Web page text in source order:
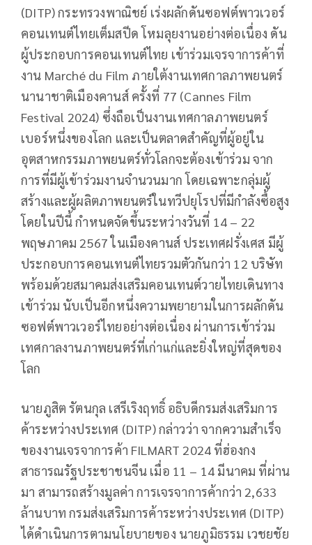
(DITP) กระทรวงพาณิชย์ เร่งผลักดันซอฟต์พาวเวอร์
คอนเทนต์ไทยเต็มสปีด โหมลุยงานอย่างต่อเนื่อง ดัน
ผู้ประกอบการคอนเทนต์ไทย เข้าร่วมเจรจาการค้าที่
งาน Marché du Film ภายใต้งานเทศกาลภาพยนตร์
นานาชาติเมืองคานส์ ครั้งที่ 77 (Cannes Film
Festival 2024) ซึ่งถือเป็นงานเทศกาลภาพยนตร์
เบอร์หนึ่งของโลก และเป็นตลาดสำคัญที่ผู้อยู่ใน
อุตสาหกรรมภาพยนตร์ทั่วโลกจะต้องเข้าร่วม จาก
การที่มีผู้เข้าร่วมงานจำนวนมาก โดยเฉพาะกลุ่มผู้
สร้างและผู้ผลิตภาพยนตร์ในทวีปยุโรปที่มีกำลังซื้อสูง
โดยในปีนี้ กำหนดจัดขึ้นระหว่างวันที่ 14 – 22
พฤษภาคม 2567 ในเมืองคานส์ ประเทศฝรั่งเศส มีผู้
ประกอบการคอนเทนต์ไทยรวมตัวกันกว่า 12 บริษัท
พร้อมด้วยสมาคมส่งเสริมคอนเทนต์วายไทยเดินทาง
เข้าร่วม นับเป็นอีกหนึ่งความพยายามในการผลักดัน
ซอฟต์พาวเวอร์ไทยอย่างต่อเนื่อง ผ่านการเข้าร่วม
เทศกาลงานภาพยนตร์ที่เก่าแก่และยิ่งใหญ่ที่สุดของ
โลก
นายภูสิต รัตนกุล เสรีเริงฤทธิ์ อธิบดีกรมส่งเสริมการ
ค้าระหว่างประเทศ (DITP) กล่าวว่า จากความสำเร็จ
ของงานเจรจาการค้า FILMART 2024 ที่ฮ่องกง
สาธารณรัฐประชาชนจีน เมื่อ 11 – 14 มีนาคม ที่ผ่าน
มา สามารถสร้างมูลค่า การเจรจาการค้ากว่า 2,633
ล้านบาท กรมส่งเสริมการค้าระหว่างประเทศ (DITP)
ได้ดำเนินการตามนโยบายของ นายภูมิธรรม เวชยชัย